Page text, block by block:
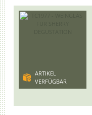
ARTIKEL
VERFÜGBAR